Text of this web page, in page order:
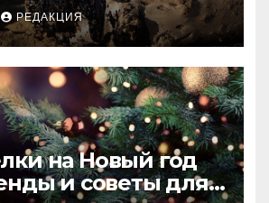
РЕДАКЦИЯ
на Новый год
и советы для